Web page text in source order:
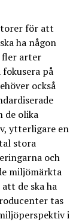
för att
ha någon
fler arter
på
också
de olika
ytterligare en
stora
och
miljömärkta
de ska ha
tas
i